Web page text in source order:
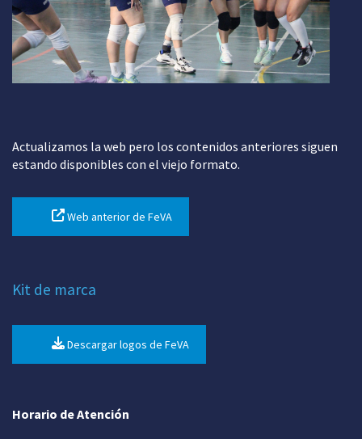
Actualizamos la web pero los contenidos anteriores siguen
estando disponibles con el viejo formato.
Web anterior de FeVA
Kit de marca
Descargar logos de FeVA
Horario de Atención